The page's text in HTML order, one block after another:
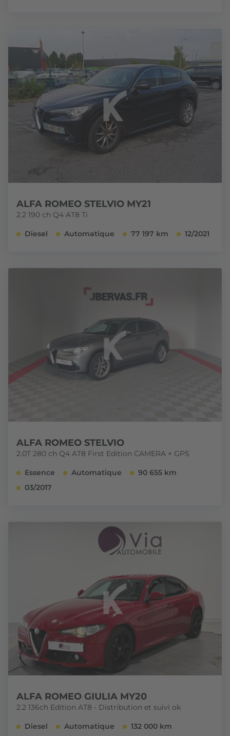
ALFA ROMEO STELVIO MY21
2.2 190 ch Q4 AT8 Ti
Diesel Automatique 77 197 km 12/2021
ALFA ROMEO STELVIO
2.0T 280 ch Q4 AT8 First Edition CAMERA + GPS
Essence Automatique
90 655 km
03/2017
ALFA ROMEO GIULIA MY20
2.2 136ch Edition AT8 - Distribution et suivi ok
Diesel Automatique
132 000 km